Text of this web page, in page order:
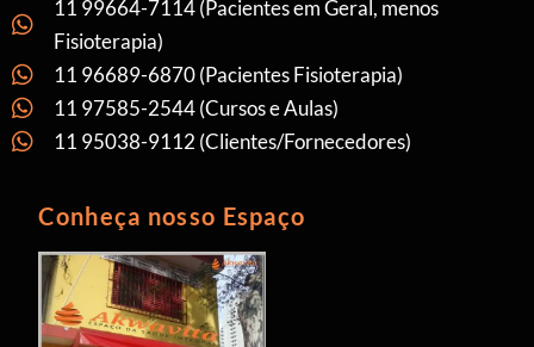
11 99664-7114 (Pacientes em Geral, menos
Fisioterapia)
11 96689-6870 (Pacientes Fisioterapia)
11 97585-2544 (Cursos e Aulas)
11 95038-9112 (Clientes/Fornecedores)
Conheça nosso Espaço